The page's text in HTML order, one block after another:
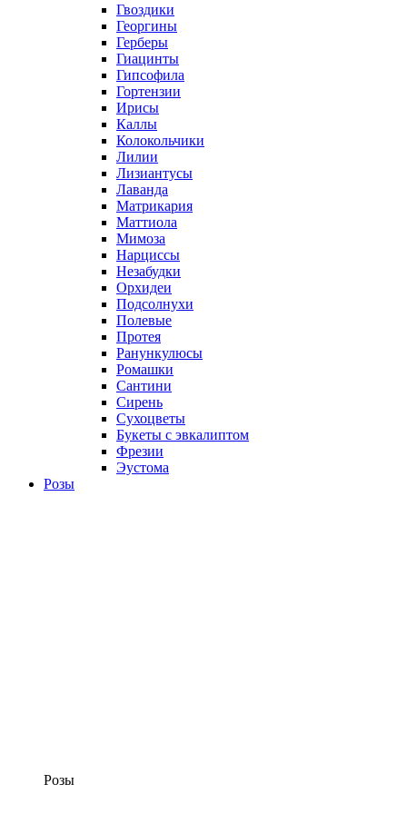
Гвоздики
Георгины
Герберы
Гиацинты
Гипсофила
Гортензии
Ирисы
Каллы
Колокольчики
Лилии
Лизиантусы
Лаванда
Матрикария
Маттиола
Мимоза
Нарциссы
Незабудки
Орхидеи
Подсолнухи
Полевые
Протея
Ранункулюсы
Ромашки
Сантини
Сирень
Сухоцветы
Букеты с эвкалиптом
Фрезии
Эустома
Розы
Розы